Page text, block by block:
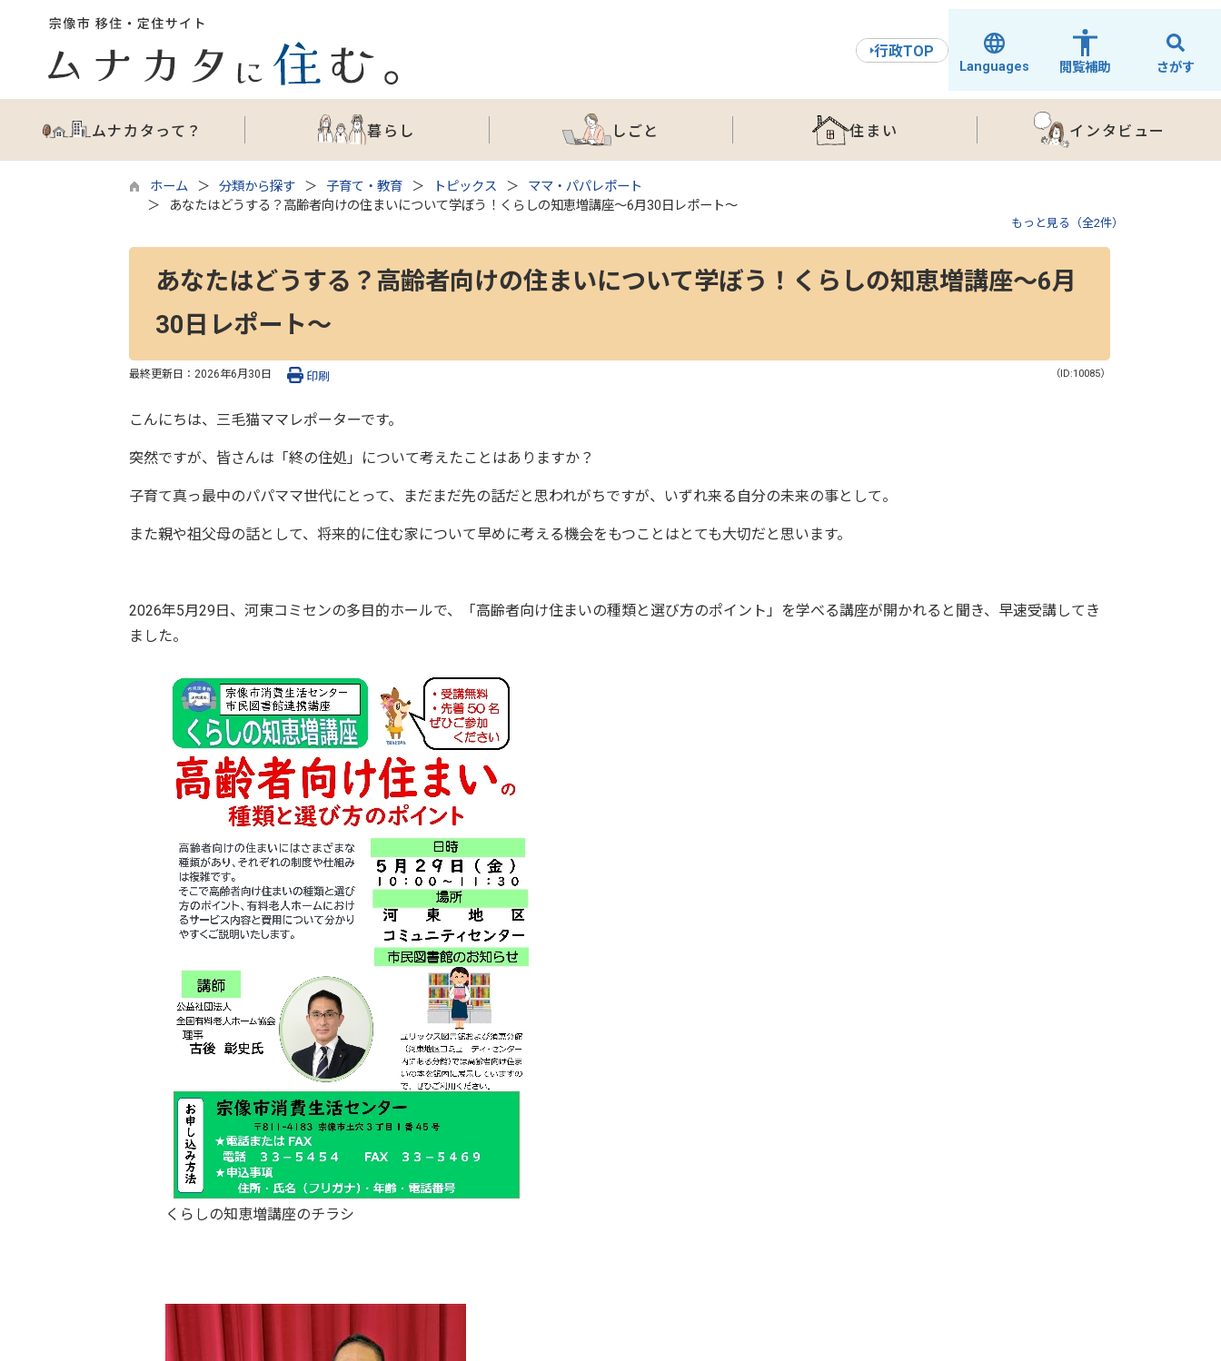
行政TOP
Languages 閲覧補助 さがす
ムナカタって？ 暮らし しごと 住まい インタビュー
ホーム 分類から探す 子育て・教育 トピックス
ママ・パパレポート
あなたはどうする？高齢者向けの住まいについて学ぼう！くらしの知恵増講座～6月30日レポート～
もっと見る（全2件）
あなたはどうする？高齢者向けの住まいについて学ぼう！くらしの知恵増講座～6月
30日レポート～
最終更新日： 2026年6月30日 （ID:10085）
印刷
こんにちは、三毛猫ママレポーターです。
突然ですが、皆さんは「終の住処」について考えたことはありますか？
子育て真っ最中のパパママ世代にとって、まだまだ先の話だと思われがちですが、いずれ来る自分の未来の事として。
また親や祖父母の話として、将来的に住む家について早めに考える機会をもつことはとても大切だと思います。
2026年5月29日、河東コミセンの多目的ホールで、「高齢者向け住まいの種類と選び方のポイント」を学べる講座が開かれると聞き、早速受講してき
ました。
くらしの知恵増講座のチラシ